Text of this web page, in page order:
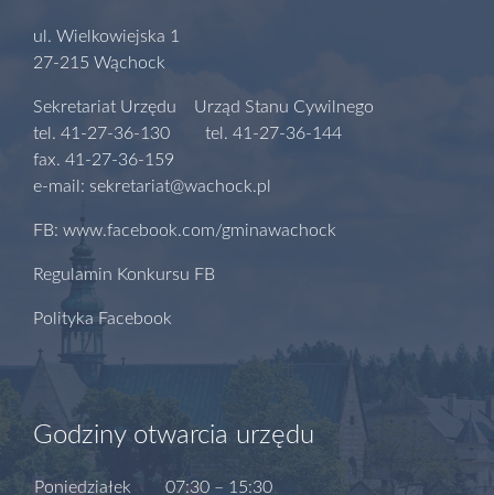
ul. Wielkowiejska 1
27-215 Wąchock
Sekretariat Urzędu Urząd Stanu Cywilnego
tel. 41-27-36-130 tel. 41-27-36-144
fax. 41-27-36-159
e-mail: sekretariat@wachock.pl
FB: www.facebook.com/gminawachock
Regulamin Konkursu FB
Polityka Facebook
Godziny otwarcia urzędu
Poniedziałek 07:30 – 15:30